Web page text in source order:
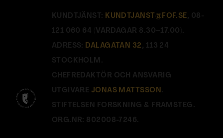
KUNDTJÄNST: KUNDTJANST@FOF.SE , 08-
121 060 64 (VARDAGAR 8.30–17.00).
ADRESS: DALAGATAN 32 , 113 24
STOCKHOLM.
CHEFREDAKTÖR OCH ANSVARIG
UTGIVARE JONAS MATTSSON .
STIFTELSEN FORSKNING & FRAMSTEG.
ORG.NR: 802008-7246.